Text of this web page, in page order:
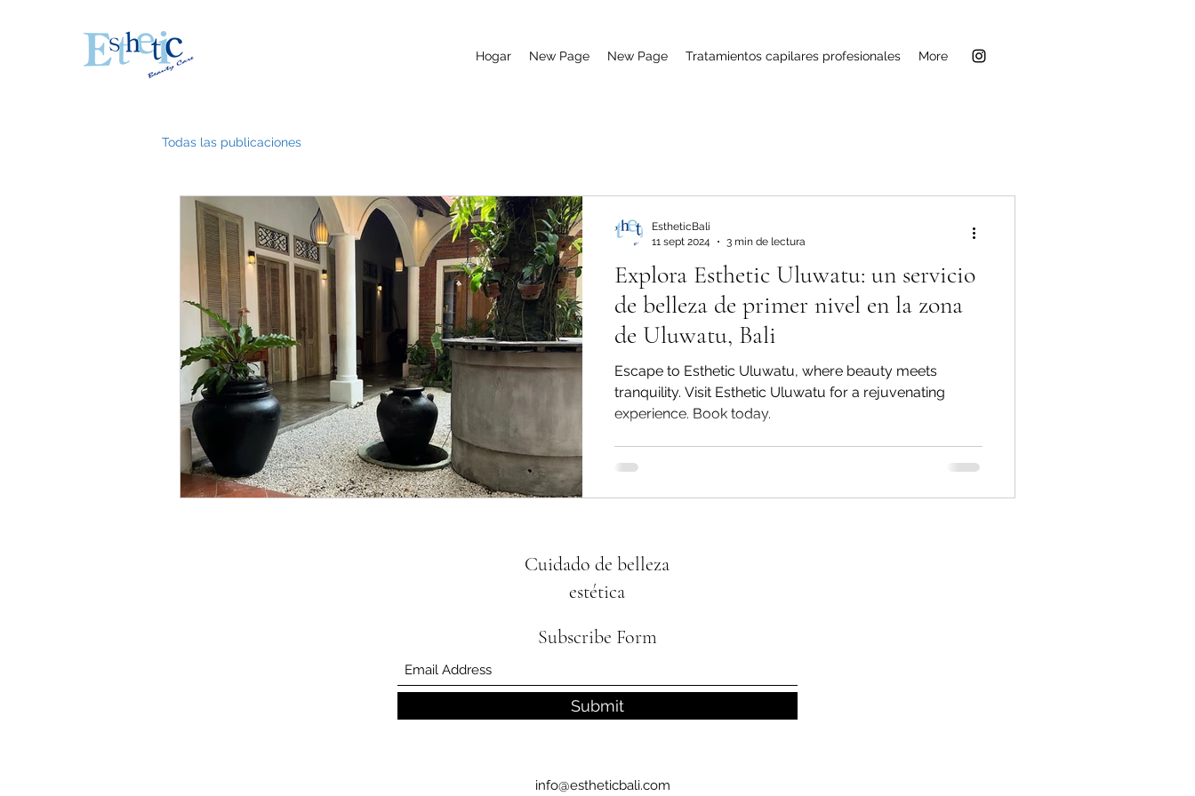
Hogar New Page New Page Tratamientos capilares profesionales More
Todas las publicaciones
Explora Esthetic Uluwatu: un servicio
de belleza de primer nivel en la zona
de Uluwatu, Bali
Escape to Esthetic Uluwatu, where beauty meets
tranquility. Visit Esthetic Uluwatu for a rejuvenating
experience. Book today.
EstheticBali
11 sept 2024
3 min de lectura
Cuidado de belleza
estética
Subscribe Form
Submit
info@estheticbali.com